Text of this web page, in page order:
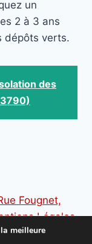
un
2 à 3 ans
dépôts verts.
des
Fougnet,
Légales
meilleure